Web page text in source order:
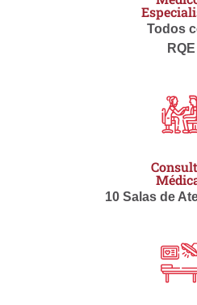
Todos
RQE
10 Salas de